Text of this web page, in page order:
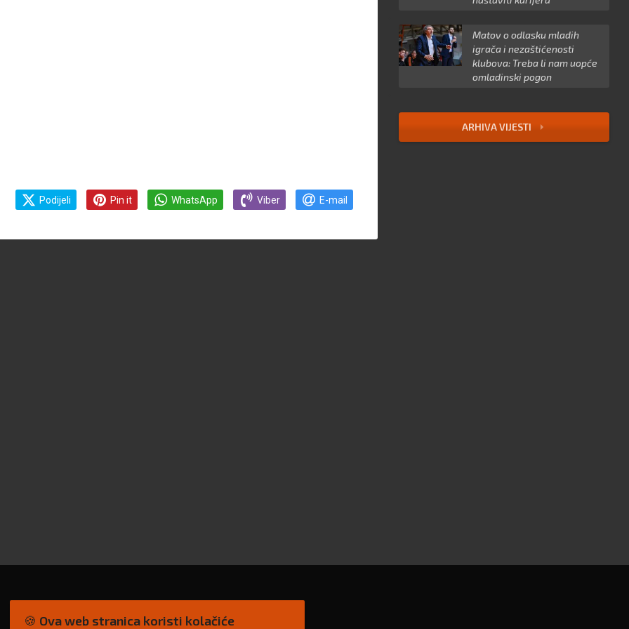
Podijeli Pin it WhatsApp Viber E-mail
Matov o odlasku mladih
igrača i nezaštićenosti
klubova: Treba li nam uopće
omladinski pogon
ARHIVA VIJESTI
🍪 Ova web stranica koristi kolačiće